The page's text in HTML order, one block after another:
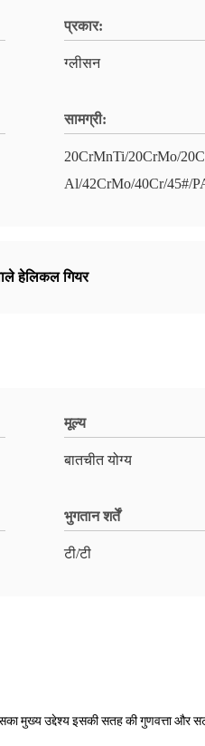
प्रकार:
ग्लीसन
सामग्री:
20CrMnTi/20CrMo/
Al/42CrMo/40Cr/45#/
हेलिकल गियर
मूल्य
बातचीत योग्य
भुगतान शर्तें
टी/टी
मुख्य उद्देश्य इसकी सतह की गुणवत्ता